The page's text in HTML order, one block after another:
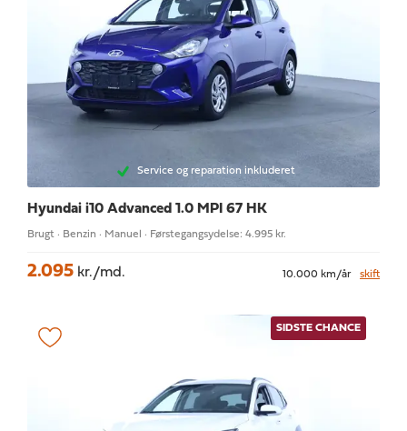
Service og reparation inkluderet
Hyundai i10 Advanced 1.0 MPI 67 HK
Brugt · Benzin · Manuel · Førstegangsydelse: 4.995 kr.
2.095 kr./md. 10.000 km/år skift
SIDSTE CHANCE